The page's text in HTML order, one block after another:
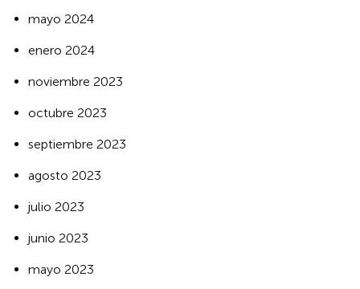
mayo 2024
enero 2024
noviembre 2023
octubre 2023
septiembre 2023
agosto 2023
julio 2023
junio 2023
mayo 2023